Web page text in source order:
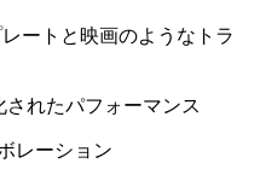
ートと映画のようなトラ
されたパフォーマンス
レーション